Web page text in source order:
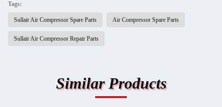
Tags:
Sullair Air Compressor Spare Parts Air Compressor Spare Parts
Sullair Air Compressor Repair Parts
Similar Products